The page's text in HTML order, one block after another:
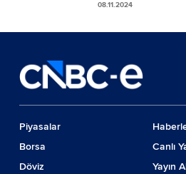
08.11.2024
Piyasalar
Borsa
Döviz
Canlı
Yayın